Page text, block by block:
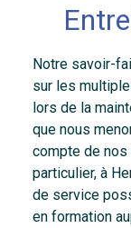
Notre savoir-
sur les
lors de la
que nous
compte de nos
particulier, à
de service
en formation